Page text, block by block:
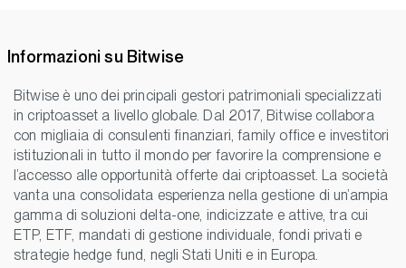
Informazioni su Bitwise
Bitwise è uno dei principali gestori patrimoniali specializzati
in criptoasset a livello globale. Dal 2017, Bitwise collabora
con migliaia di consulenti finanziari, family office e investitori
istituzionali in tutto il mondo per favorire la comprensione e
l’accesso alle opportunità offerte dai criptoasset. La società
vanta una consolidata esperienza nella gestione di un’ampia
gamma di soluzioni delta-one, indicizzate e attive, tra cui
ETP, ETF, mandati di gestione individuale, fondi privati e
strategie hedge fund, negli Stati Uniti e in Europa.